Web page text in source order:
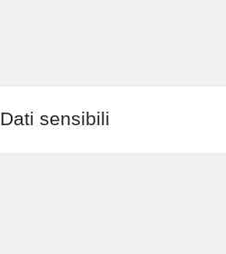
Dati sensibili